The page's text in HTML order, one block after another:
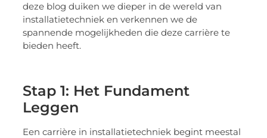
deze blog duiken we dieper in de wereld van
installatietechniek en verkennen we de
spannende mogelijkheden die deze carrière te
bieden heeft.
Stap 1: Het Fundament
Leggen
Een carrière in installatietechniek begint meestal